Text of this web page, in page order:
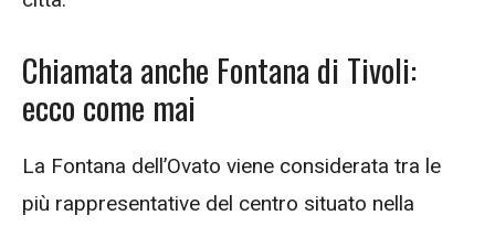
Chiamata anche Fontana di Tivoli:
ecco come mai
La Fontana dell’Ovato viene considerata tra le
più rappresentative del centro situato nella